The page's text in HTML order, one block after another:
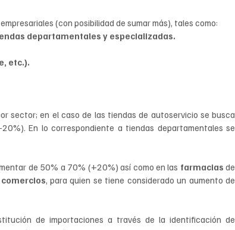
(con posibilidad de sumar más), tales como:
departamentales y especializadas.
etc.).
sector; en el caso de las tiendas de autoservicio se busca
En lo correspondiente a tiendas departamentales se
de 50% a 70% (+20%) así como en las farmacias de
comercios , para quien se tiene considerado un aumento de
de importaciones a través de la identificación de